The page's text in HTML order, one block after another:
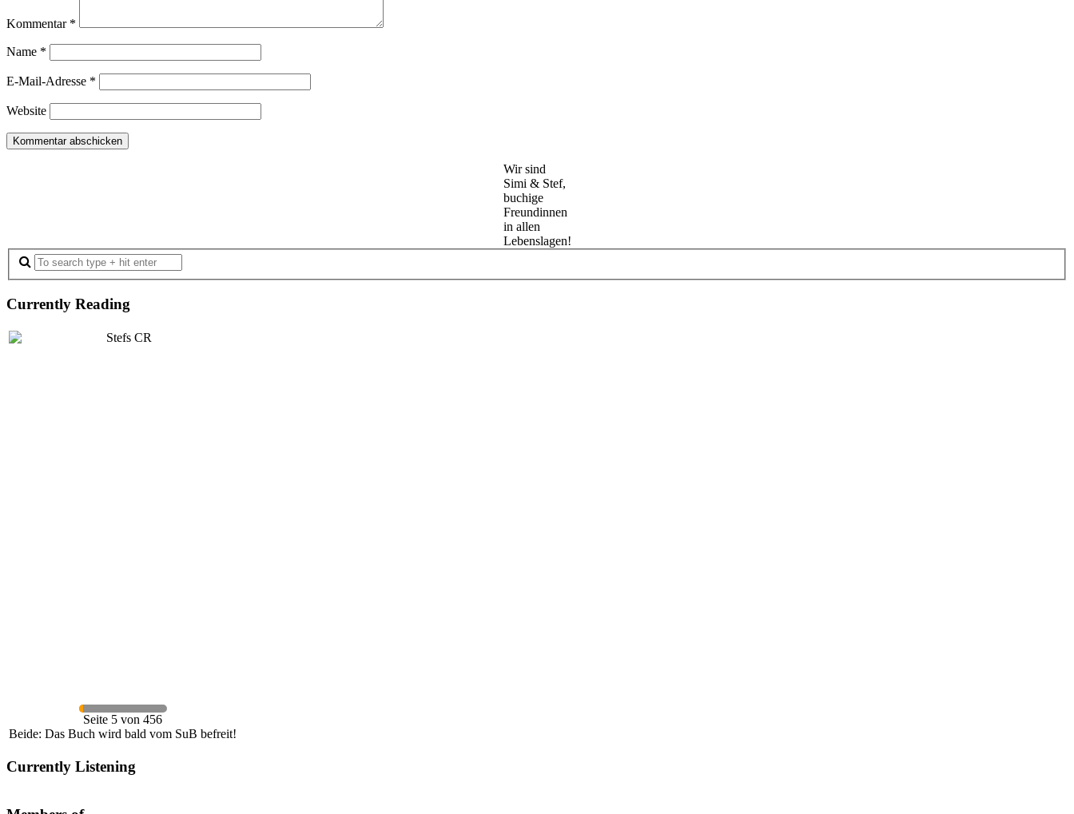
Kommentar *
Name *
E-Mail-Adresse *
Website
Wir sind
Simi & Stef,
buchige
Freundinnen
in allen
Lebenslagen!
Currently Reading
Seite 5 von 456
Beide: Das Buch wird bald vom SuB befreit!
Currently Listening